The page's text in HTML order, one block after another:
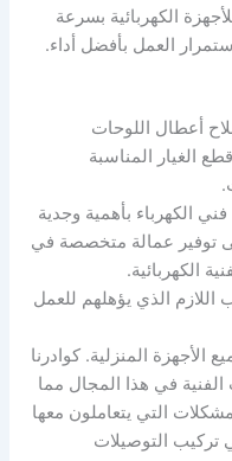
الكهربائية بسرعة
العمل بأفضل أداء.
أعطال اللوحات
الغيار المناسبة
الكهرباء بأهمية وجدية
توفير عمالة متخصصة في
الكهربائية.
اللازم الذي يؤهلهم للعمل
الأجهزة المنزلية. كوادرنا
في هذا المجال مما
التي يتعاملون معها
تركيب التوصيلات